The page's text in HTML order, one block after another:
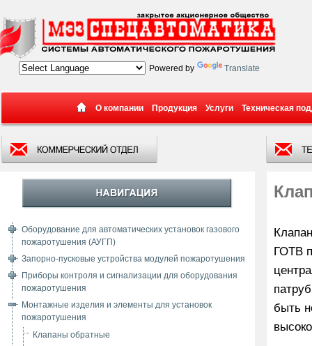
Powered by Translate
О компании Продукция Услуги Техническая
Оборудование для автоматических установок газового
пожаротушения (АУГП)
Запорно-пусковые устройства модулей пожаротушения
Приборы контроля и сигнализации для оборудования
пожаротушения
Монтажные изделия и элементы для установок
пожаротушения
Клапаны обратные
ГОТВ
быть